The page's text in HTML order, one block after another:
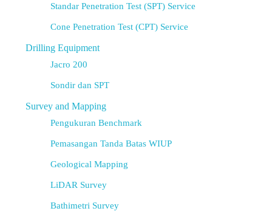
Standar Penetration Test (SPT) Service
Cone Penetration Test (CPT) Service
Drilling Equipment
Jacro 200
Sondir dan SPT
Survey and Mapping
Pengukuran Benchmark
Pemasangan Tanda Batas WIUP
Geological Mapping
LiDAR Survey
Bathimetri Survey